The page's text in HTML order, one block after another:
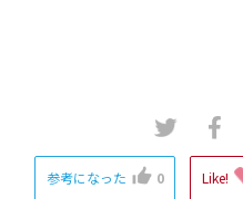
参考になった 0 Like!